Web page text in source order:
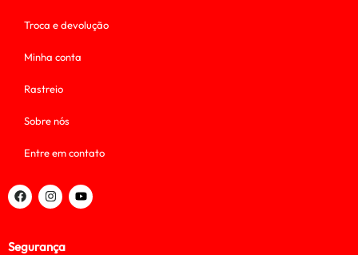
Troca e devolução
Minha conta
Rastreio
Sobre nós
Entre em contato
Segurança